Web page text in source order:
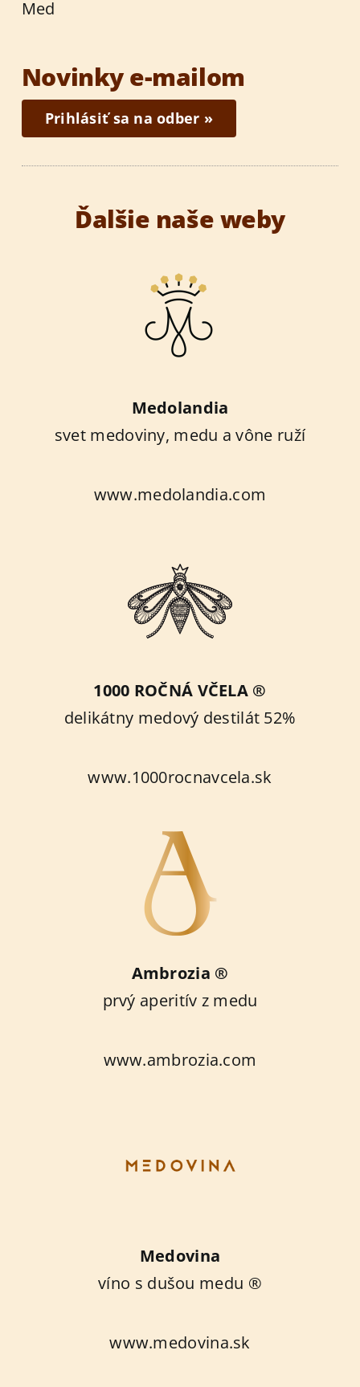
Med
Novinky e-mailom
Prihlásiť sa na odber »
Ďalšie naše weby
Medolandia
svet medoviny, medu a vône ruží
www.medolandia.com
1000 ROČNÁ VČELA ®
delikátny medový destilát 52%
www.1000rocnavcela.sk
Ambrozia ®
prvý aperitív z medu
www.ambrozia.com
Medovina
víno s dušou medu ®
www.medovina.sk